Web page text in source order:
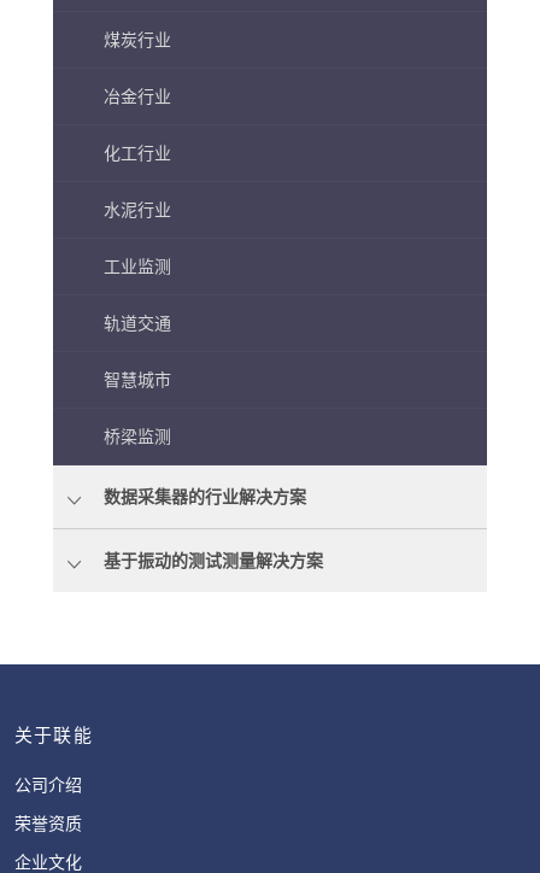
煤炭行业
冶金行业
化工行业
水泥行业
工业监测
轨道交通
智慧城市
桥梁监测
数据采集器的行业解决方案
基于振动的测试测量解决方案
关于联能
公司介绍
荣誉资质
企业文化